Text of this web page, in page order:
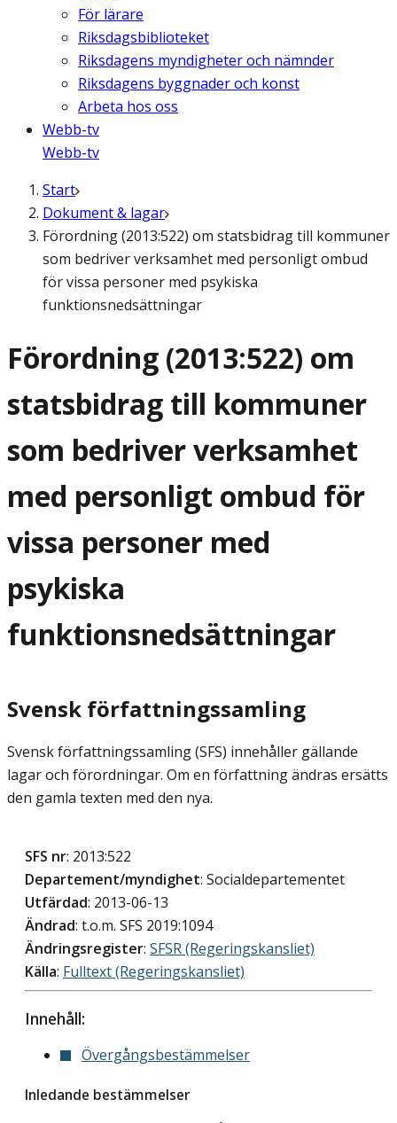
För lärare
Riksdagsbiblioteket
Riksdagens myndigheter och nämnder
Riksdagens byggnader och konst
Arbeta hos oss
Webb-tv
Webb-tv
Start
Dokument & lagar
Förordning (2013:522) om statsbidrag till kommuner
som bedriver verksamhet med personligt ombud
för vissa personer med psykiska
funktionsnedsättningar
Förordning (2013:522) om
statsbidrag till kommuner
som bedriver verksamhet
med personligt ombud för
vissa personer med
psykiska
funktionsnedsättningar
Svensk författningssamling
Svensk författningssamling (SFS) innehåller gällande
lagar och förordningar. Om en författning ändras ersätts
den gamla texten med den nya.
SFS nr: 2013:522
Departement/myndighet: Socialdepartementet
Utfärdad: 2013-06-13
Ändrad: t.o.m. SFS 2019:1094
Ändringsregister: SFSR (Regeringskansliet)
Källa: Fulltext (Regeringskansliet)
Innehåll:
Övergångsbestämmelser
Inledande bestämmelser